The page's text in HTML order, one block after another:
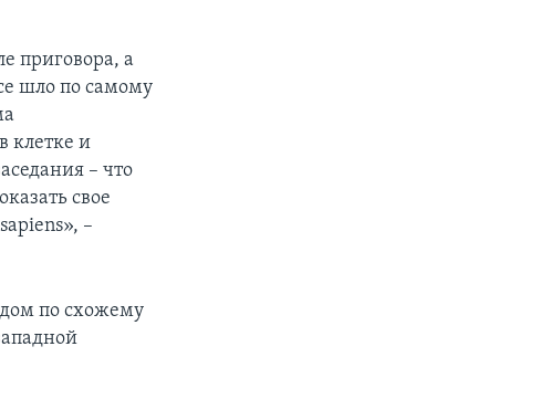
приговора, а
шло по самому
клетке и
– что
свое
–
по схожему